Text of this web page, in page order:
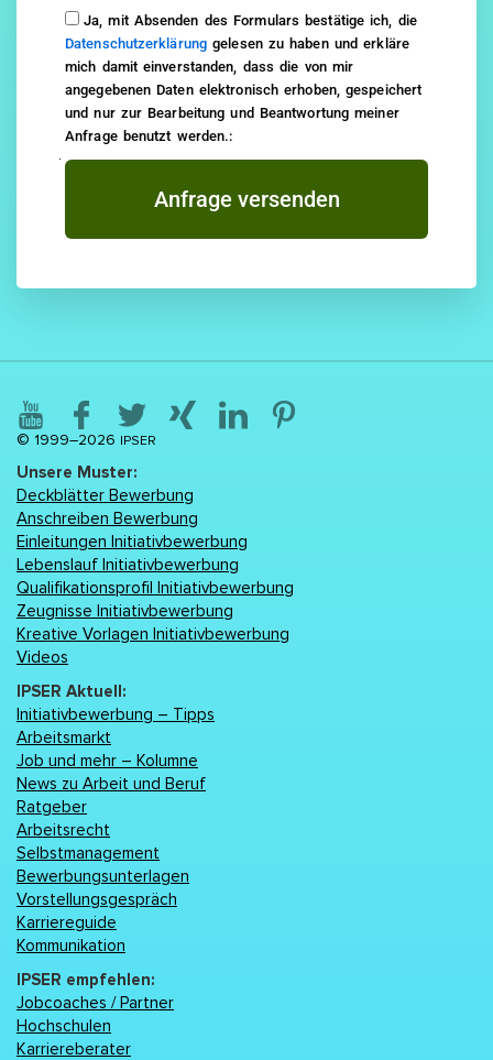
Ja, mit Absenden des Formulars bestätige ich, die
Datenschutzerklärung gelesen zu haben und erkläre
mich damit einverstanden, dass die von mir
angegebenen Daten elektronisch erhoben, gespeichert
und nur zur Bearbeitung und Beantwortung meiner
Anfrage benutzt werden.:
Anfrage versenden
© 1999–2026 IPSER
Unsere Muster:
Deckblätter Bewerbung
Anschreiben Bewerbung
Einleitungen Initiativbewerbung
Lebenslаuf Initiativbewerbung
Qualifikationsprofil Initiativbewerbung
Zeugnisse Initiativbewerbung
Kreative Vorlagen Initiativbewerbung
Videos
IPSER Aktuell:
Initiativbewerbung – Tipps
Arbeitsmarkt
Job und mehr – Kolumne
News zu Arbeit und Beruf
Ratgeber
Arbeitsrecht
Selbstmanagement
Bewerbungsunterlagen
Vorstellungsgespräch
Karriereguide
Kommunikation
IPSER empfehlen:
Jobcoaches / Partner
Hochschulen
Karriereberater